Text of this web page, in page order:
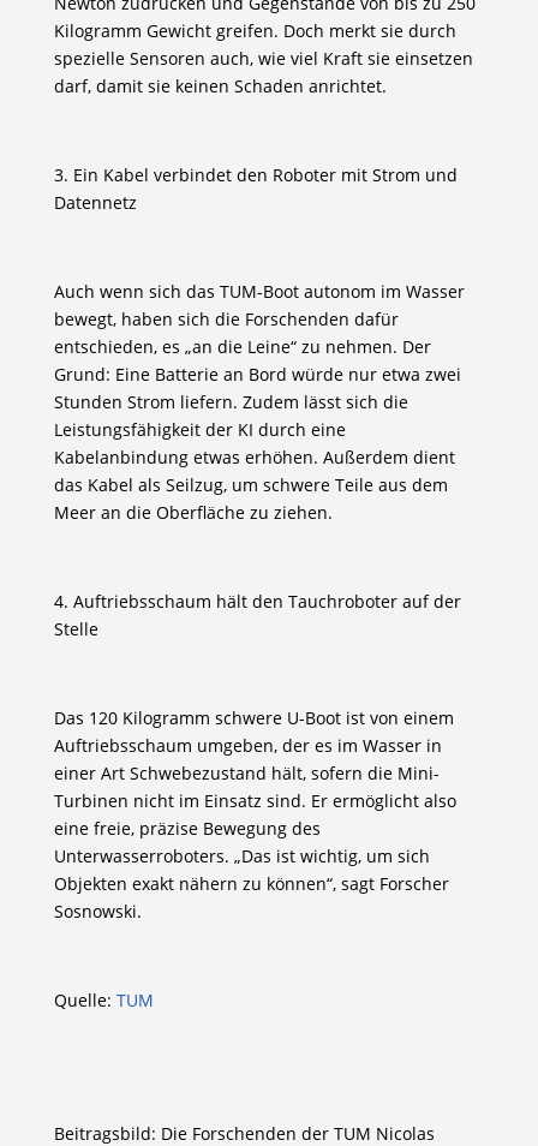
Kilogramm Gewicht greifen. Doch merkt sie durch
spezielle Sensoren auch, wie viel Kraft sie einsetzen
darf, damit sie keinen Schaden anrichtet.
3. Ein Kabel verbindet den Roboter mit Strom und
Datennetz
Auch wenn sich das TUM-Boot autonom im Wasser
bewegt, haben sich die Forschenden dafür
entschieden, es „an die Leine“ zu nehmen. Der
Grund: Eine Batterie an Bord würde nur etwa zwei
Stunden Strom liefern. Zudem lässt sich die
Leistungsfähigkeit der KI durch eine
Kabelanbindung etwas erhöhen. Außerdem dient
das Kabel als Seilzug, um schwere Teile aus dem
Meer an die Oberfläche zu ziehen.
4. Auftriebsschaum hält den Tauchroboter auf der
Stelle
Das 120 Kilogramm schwere U-Boot ist von einem
Auftriebsschaum umgeben, der es im Wasser in
einer Art Schwebezustand hält, sofern die Mini-
Turbinen nicht im Einsatz sind. Er ermöglicht also
eine freie, präzise Bewegung des
Unterwasserroboters. „Das ist wichtig, um sich
Objekten exakt nähern zu können“, sagt Forscher
Sosnowski.
Quelle: TUM
Beitragsbild: Die Forschenden der TUM Nicolas